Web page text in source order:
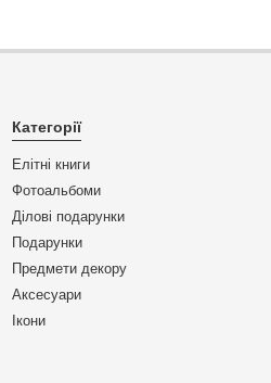
Категорії
Елітні книги
Фотоальбоми
Ділові подарунки
Подарунки
Предмети декору
Аксесуари
Ікони